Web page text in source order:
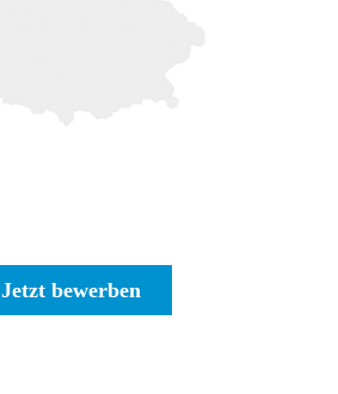
Jetzt bewerben